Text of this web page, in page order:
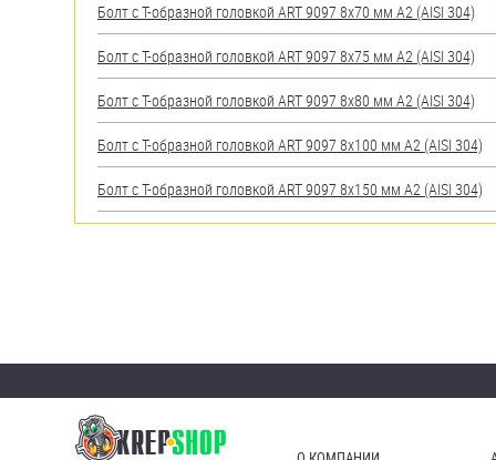
Болт с Т-образной головкой ART 9097 8х70 мм А2 (AISI 304)
Болт с Т-образной головкой ART 9097 8х75 мм А2 (AISI 304)
Болт с Т-образной головкой ART 9097 8х80 мм А2 (AISI 304)
Болт с Т-образной головкой ART 9097 8х100 мм А2 (AISI 304)
Болт с Т-образной головкой ART 9097 8х150 мм А2 (AISI 304)